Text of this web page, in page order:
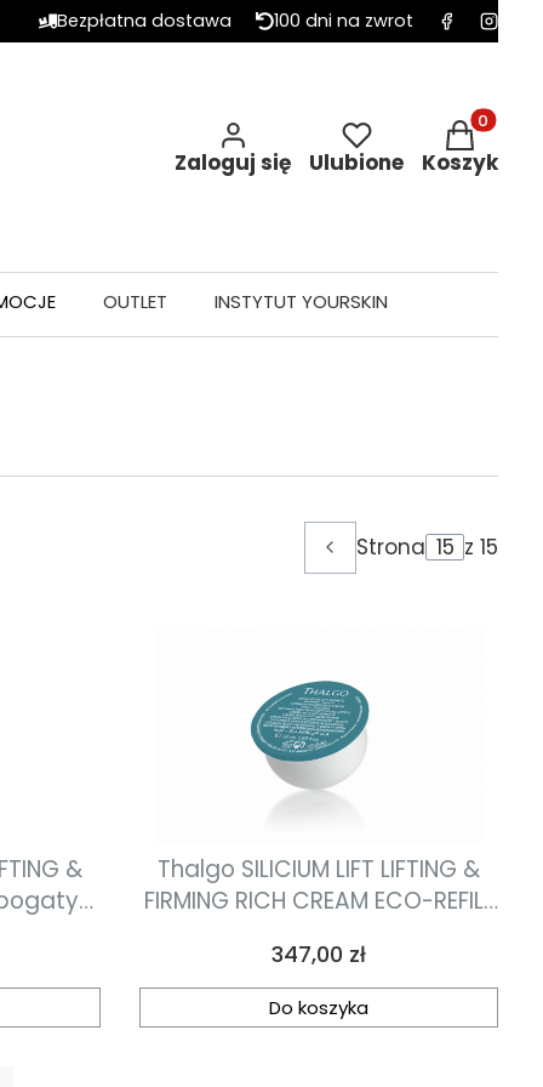
Bezpłatna dostawa 100 dni na zwrot
Zaloguj się Ulubione
Produkty
Koszyk
OUTLET INSTYTUT YOURSKIN
Poprzednie produkty
Strona z 15
&
bogaty
Thalgo SILICIUM LIFT LIFTING &
FIRMING RICH CREAM ECO-REFILL
ujędrniający uzupełnienie 50ml
Cena
347,00 zł
Do koszyka